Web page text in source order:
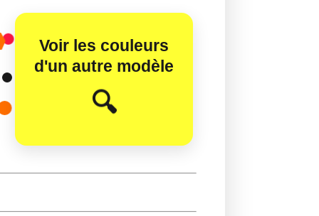
Voir les couleurs
d'un autre modèle
🔍